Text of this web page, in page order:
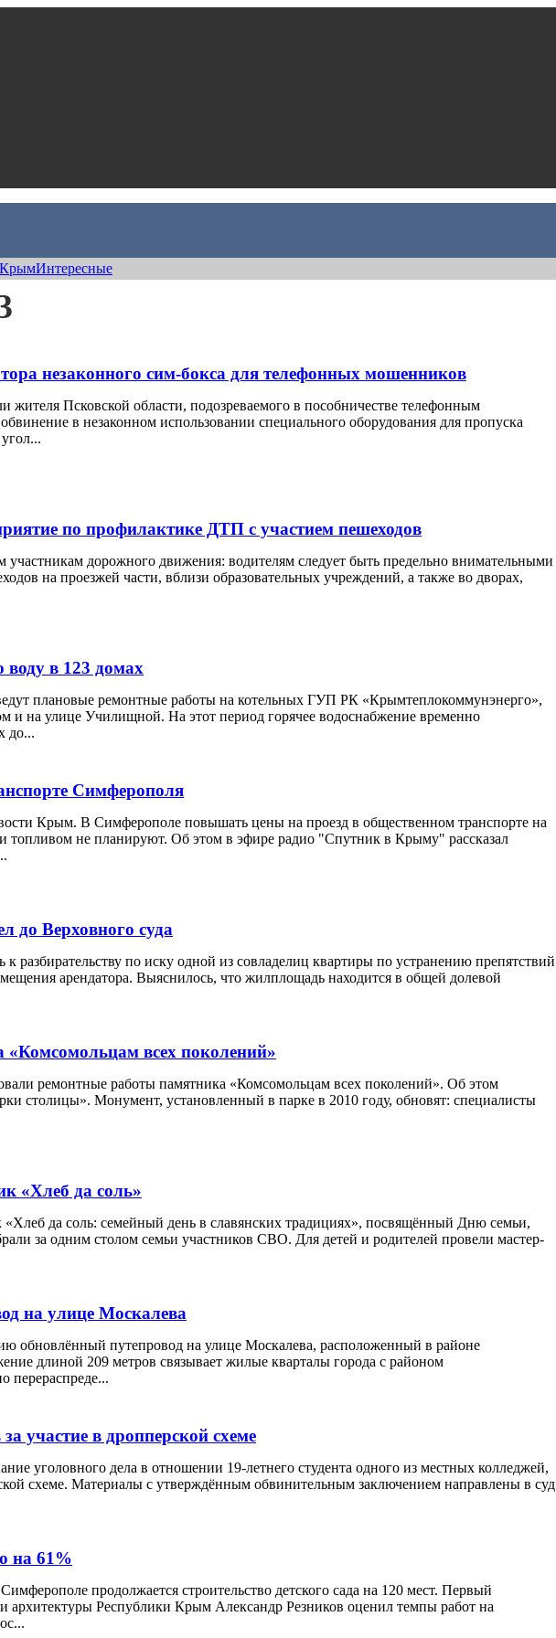
КрымИнтересные
незаконного сим-бокса для телефонных мошенников
Псковской области, подозреваемого в пособничестве телефонным
в незаконном использовании специального оборудования для пропуска
по профилактике ДТП с участием пешеходов
участникам дорожного движения: водителям следует быть предельно внимательными
на проезжей части, вблизи образовательных учреждений, а также во дворах,
в 123 домах
плановые ремонтные работы на котельных ГУП РК «Крымтеплокоммунэнерго»,
и на улице Училищной. На этот период горячее водоснабжение временно
до...
Симферополя
Крым. В Симферополе повышать цены на проезд в общественном транспорте на
топливом не планируют. Об этом в эфире радио "Спутник в Крыму" рассказал
до Верховного суда
разбирательству по иску одной из совладелиц квартиры по устранению препятствий
арендатора. Выяснилось, что жилплощадь находится в общей долевой
всех поколений»
ремонтные работы памятника «Комсомольцам всех поколений». Об этом
столицы». Монумент, установленный в парке в 2010 году, обновят: специалисты
«Хлеб да соль»
«Хлеб да соль: семейный день в славянских традициях», посвящённый Дню семьи,
за одним столом семьи участников СВО. Для детей и родителей провели мастер-
на улице Москалева
обновлённый путепровод на улице Москалева, расположенный в районе
длиной 209 метров связывает жилые кварталы города с районом
перераспреде...
участие в дропперской схеме
уголовного дела в отношении 19-летнего студента одного из местных колледжей,
схеме. Материалы с утверждённым обвинительным заключением направлены в суд
на 61%
продолжается строительство детского сада на 120 мест. Первый
и архитектуры Республики Крым Александр Резников оценил темпы работ на